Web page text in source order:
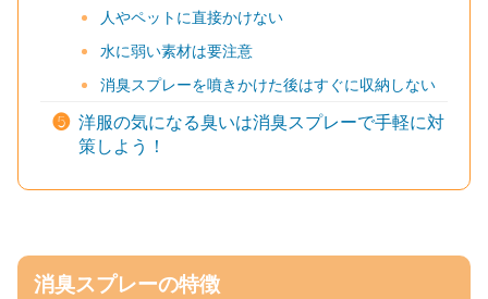
人やペットに直接かけない
水に弱い素材は要注意
消臭スプレーを噴きかけた後はすぐに収納しない
❺ 洋服の気になる臭いは消臭スプレーで手軽に対
策しよう！
消臭スプレーの特徴